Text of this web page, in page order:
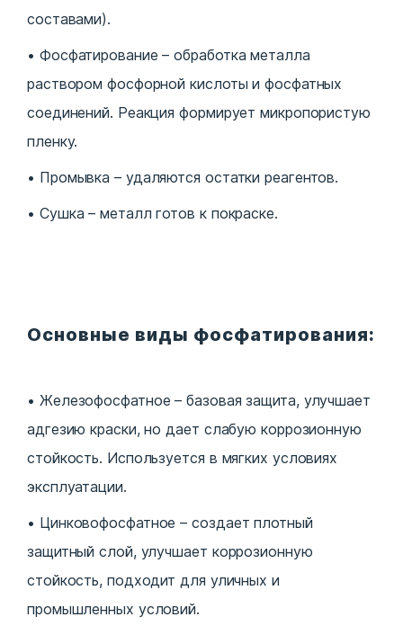
составами).
Фосфатирование – обработка металла
раствором фосфорной кислоты и фосфатных
соединений. Реакция формирует микропористую
пленку.
Промывка – удаляются остатки реагентов.
Сушка – металл готов к покраске.
Основные виды фосфатирования:
Железофосфатное – базовая защита, улучшает
адгезию краски, но дает слабую коррозионную
стойкость. Используется в мягких условиях
эксплуатации.
Цинковофосфатное – создает плотный
защитный слой, улучшает коррозионную
стойкость, подходит для уличных и
промышленных условий.